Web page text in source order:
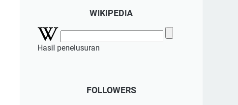
WIKIPEDIA
Hasil penelusuran
FOLLOWERS